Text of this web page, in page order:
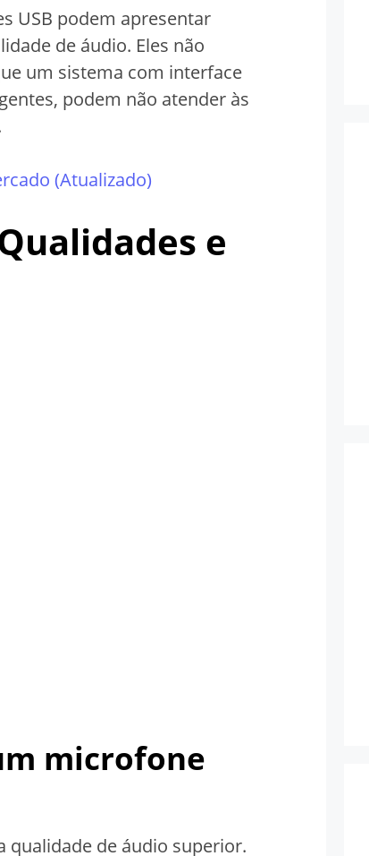
USB podem apresentar
de áudio. Eles não
um sistema com interface
podem não atender às
(Atualizado)
e
microfone
qualidade de áudio superior.